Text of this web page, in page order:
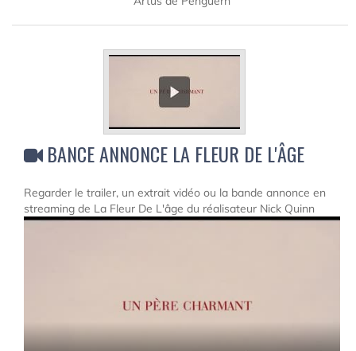
BANCE ANNONCE LA FLEUR DE L'ÂGE
Regarder le trailer, un extrait vidéo ou la bande annonce en
streaming de La Fleur De L'âge du réalisateur Nick Quinn